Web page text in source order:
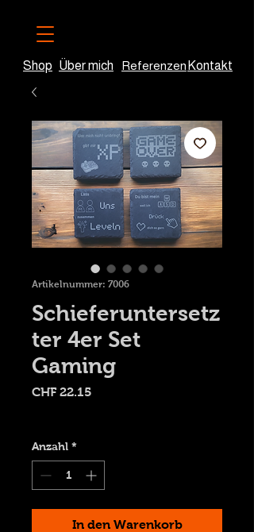
Referenzen Kontakt
Über mich
Shop
Artikelnummer: 7006
Schieferuntersetz
ter 4er Set
Gaming
CHF 22.15
Anzahl *
In den Warenkorb